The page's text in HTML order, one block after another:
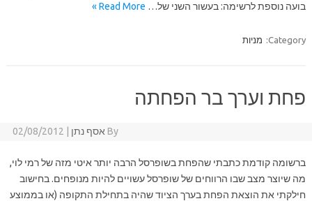
בועה נוספת לרשימה: בעשור השני של…Read More »
Category: מניות
פחת וערך בר הפחתה
By אסף נתן 02/08/2012
ברשומה קודמת כתבתי שהפחת בשופרסל הרבה יותר איטי מזה של רמי לוי,
מה שיוצר מצב שבו הרווחים של שופרסל עשויים להיות מנופחים. בחישוב
חילקתי את הוצאת הפחת בערך הציוד שהיה בתחילת התקופה (או בממוצע